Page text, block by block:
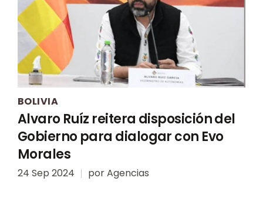
BOLIVIA
Alvaro Ruíz reitera disposición del
Gobierno para dialogar con Evo
Morales
24 Sep 2024 porAgencias